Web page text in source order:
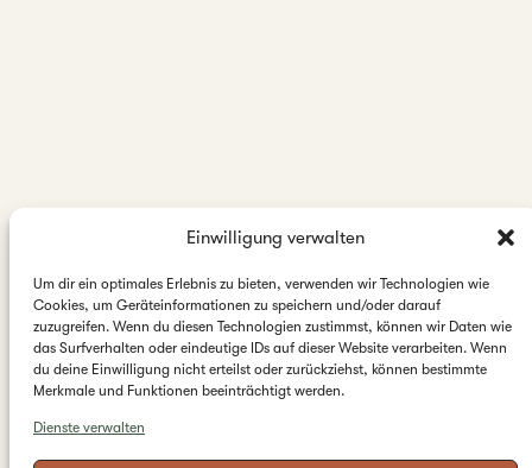
Einwilligung verwalten
Um dir ein optimales Erlebnis zu bieten, verwenden wir Technologien wie
Cookies, um Geräteinformationen zu speichern und/oder darauf
zuzugreifen. Wenn du diesen Technologien zustimmst, können wir Daten wie
das Surfverhalten oder eindeutige IDs auf dieser Website verarbeiten. Wenn
du deine Einwilligung nicht erteilst oder zurückziehst, können bestimmte
Merkmale und Funktionen beeinträchtigt werden.
Dienste verwalten